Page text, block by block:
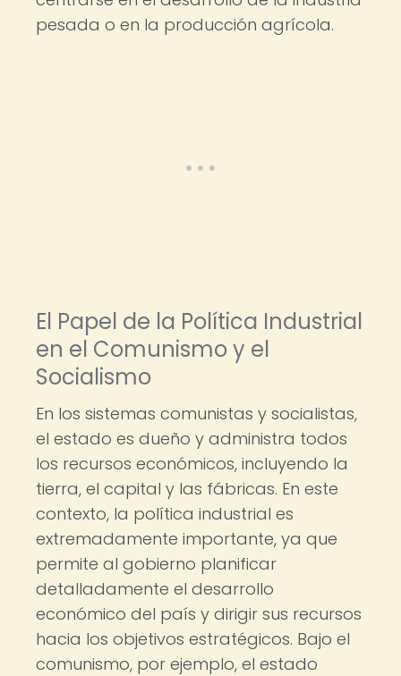
pesada o en la producción agrícola.
El Papel de la Política Industrial
en el Comunismo y el
Socialismo
En los sistemas comunistas y socialistas,
el estado es dueño y administra todos
los recursos económicos, incluyendo la
tierra, el capital y las fábricas. En este
contexto, la política industrial es
extremadamente importante, ya que
permite al gobierno planificar
detalladamente el desarrollo
económico del país y dirigir sus recursos
hacia los objetivos estratégicos. Bajo el
comunismo, por ejemplo, el estado